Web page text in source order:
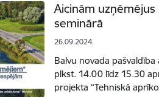
Aicinām
seminārā
26.09.2024.
Balvu novada
plkst. 14.00 līdz 15.30
projekta “Tehniskā